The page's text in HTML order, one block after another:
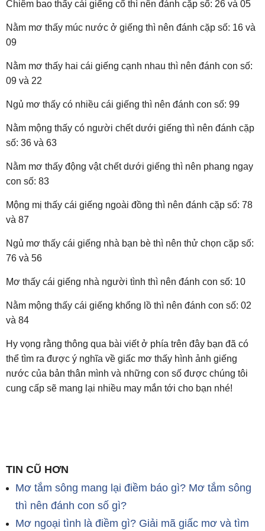
Chiêm bao thấy cái giếng cổ thì nên đánh cặp số: 26 và 05
Nằm mơ thấy múc nước ở giếng thì nên đánh cặp số: 16 và
09
Nằm mơ thấy hai cái giếng cạnh nhau thì nên đánh con số:
09 và 22
Ngủ mơ thấy có nhiều cái giếng thì nên đánh con số: 99
Nằm mộng thấy có người chết dưới giếng thì nên đánh cặp
số: 36 và 63
Nằm mơ thấy động vật chết dưới giếng thì nên phang ngay
con số: 83
Mộng mị thấy cái giếng ngoài đồng thì nên đánh cặp số: 78
và 87
Ngủ mơ thấy cái giếng nhà bạn bè thì nên thử chọn cặp số:
76 và 56
Mơ thấy cái giếng nhà người tình thì nên đánh con số: 10
Nằm mộng thấy cái giếng khổng lồ thì nên đánh con số: 02
và 84
Hy vọng rằng thông qua bài viết ở phía trên đây bạn đã có
thể tìm ra được ý nghĩa về giấc mơ thấy hình ảnh giếng
nước của bản thân mình và những con số được chúng tôi
cung cấp sẽ mang lại nhiều may mắn tới cho bạn nhé!
TIN CŨ HƠN
Mơ tắm sông mang lại điềm báo gì? Mơ tắm sông
thì nên đánh con số gì?
Mơ ngoại tình là điềm gì? Giải mã giấc mơ và tìm